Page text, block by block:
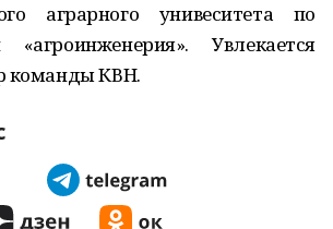
аграрного унивеситета по
«агроинженерия». Увлекается
команды КВН.